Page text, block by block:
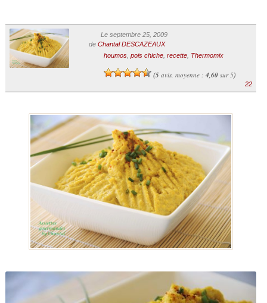
Le septembre 25, 2009
de Chantal DESCAZEAUX
houmos, pois chiche, recette, Thermomix
(5avis, moyenne : 4,60sur 5)
22